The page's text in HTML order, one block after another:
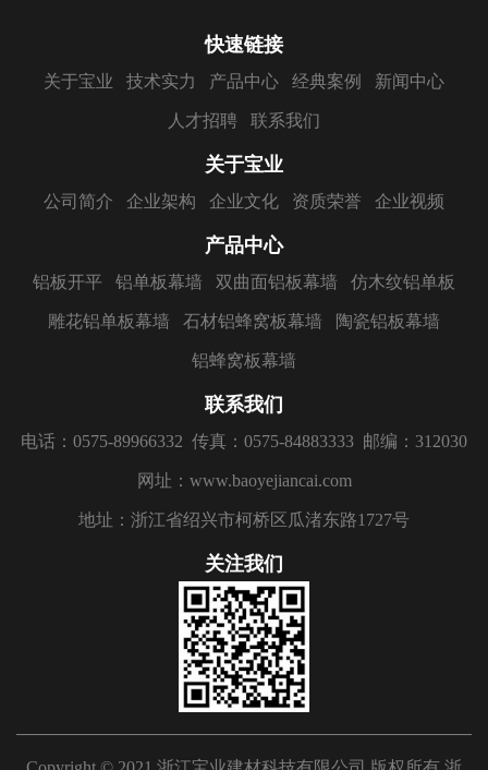
快速链接
关于宝业 技术实力 产品中心 经典案例 新闻中心
人才招聘 联系我们
关于宝业
公司简介 企业架构 企业文化 资质荣誉 企业视频
产品中心
铝板开平 铝单板幕墙 双曲面铝板幕墙 仿木纹铝单板
雕花铝单板幕墙 石材铝蜂窝板幕墙 陶瓷铝板幕墙
铝蜂窝板幕墙
联系我们
电话：0575-89966332 传真：0575-84883333 邮编：312030
网址：www.baoyejiancai.com
地址：浙江省绍兴市柯桥区瓜渚东路1727号
关注我们